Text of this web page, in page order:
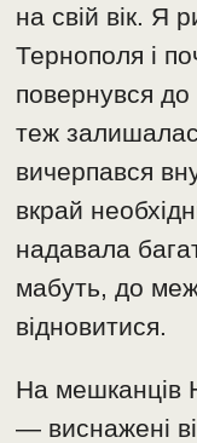
на свій вік. Я
Тернополя і
повернувся
теж
вичерпався
вкрай
надавала
мабуть, до
відновитися.
На мешканців
— виснажені